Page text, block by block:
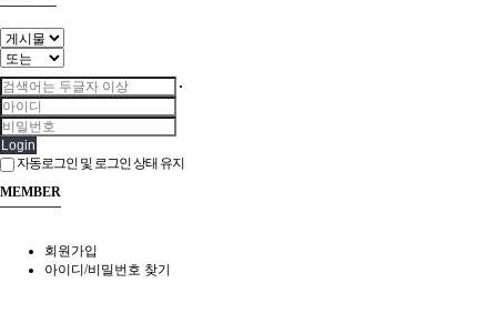
Login
자동로그인 및 로그인 상태 유지
MEMBER
회원가입
아이디/비밀번호 찾기